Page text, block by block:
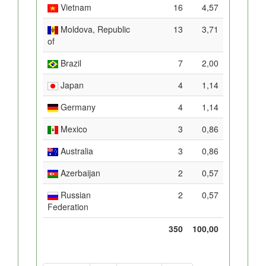
Vietnam 16
4,57
Moldova, Republic
of
13 3,71
Brazil 7
2,00
Japan
4
1,14
Germany
4
1,14
Mexico
3
0,86
Australia
3
0,86
Azerbaijan
2
0,57
Russian
Federation
2 0,57
350 100,00